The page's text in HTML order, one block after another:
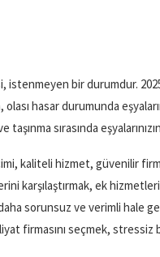
istenmeyen bir durumdur.
hasar durumunda
taşınma sırasında
kaliteli hizmet, güvenilir
karşılaştırmak, ek
sorunsuz ve verimli hale
firmasını seçmek, stressiz